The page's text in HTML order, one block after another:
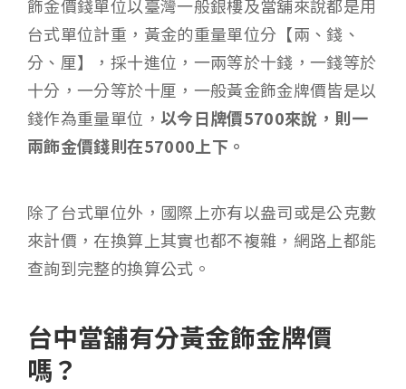
飾金價錢單位以臺灣一般銀樓及當舖來說都是用
台式單位計重，黃金的重量單位分【兩、錢、
分、厘】，採十進位，一兩等於十錢，一錢等於
十分，一分等於十厘，一般黃金飾金牌價皆是以
錢作為重量單位， 以今日牌價5700來說，則一
兩飾金價錢則在57000上下。
除了台式單位外，國際上亦有以盎司或是公克數
來計價，在換算上其實也都不複雜，網路上都能
查詢到完整的換算公式。
台中當舖有分黃金飾金牌價
嗎？